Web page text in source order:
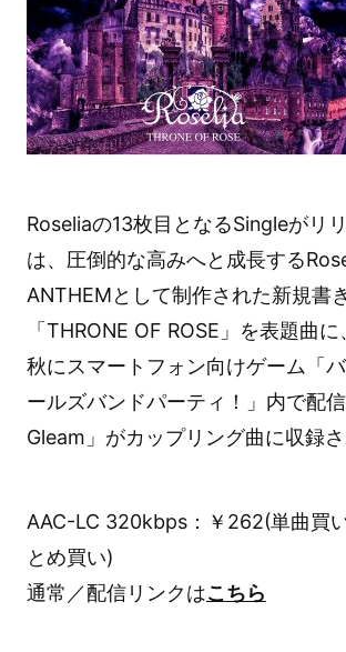
Roseliaの13枚目となるSingleがリ
は、圧倒的な高みへと成長する
ANTHEMとして制作された新規書
「THRONE OF ROSE」を表題曲
秋にスマートフォン向けゲーム「
ールズバンドパーティ！」内で配
Gleam」がカップリング曲に収録さ
AAC-LC 320kbps：￥262(単曲買
とめ買い)
通常／配信リンクはこちら